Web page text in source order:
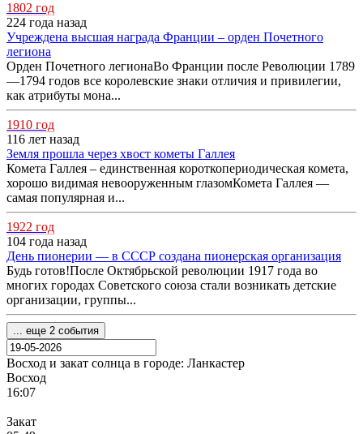
1802 год
224 года назад
Учреждена высшая награда Франции – орден Почетного
легиона
Орден Почетного легионаВо Франции после Революции 1789
—1794 годов все королевские знаки отличия и привилегии,
как атрибуты мона...
1910 год
116 лет назад
Земля прошла через хвост кометы Галлея
Комета Галлея – единственная короткопериодическая комета,
хорошо видимая невооруженным глазомКомета Галлея —
самая популярная и...
1922 год
104 года назад
День пионерии — в СССР создана пионерская организация
Будь готов!После Октябрьской революции 1917 года во
многих городах Советского союза стали возникать детские
организации, группы...
... еще 2 события
Восход и закат солнца в городе: Ланкастер
Восход
16:07
Закат